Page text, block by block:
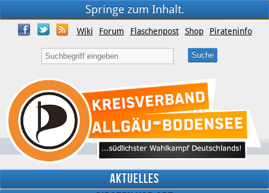
Springe zum Inhalt.
Wiki Forum Flaschenpost Shop Pirateninfo
Aktuelles